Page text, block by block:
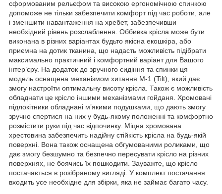
сформованим рельєфом та високою ергономічною спинкою
допоможе не тільки забезпечити комфорт під час роботи, але
і зменшити навантаження на хребет, забезпечивши
необхідний рівень розслаблення. Оббивка крісла може бути
виконана в різних варіантах будьто якісна екошкіра, або
приємна на дотик тканина, що надасть можливість підібрати
максимально практичний і комфортний варіант для Вашого
інтер’єру. На додаток до зручного сидіння та спинки ця
модель оснащена механізмом хитання M-1 (Tilt), який дає
змогу настроїти оптимальну висоту крісла. Також є можливість
обладнати це крісло іншими механізмами гойданя. Хромовані
підлокітники обладнані м’якими подушками, що дають змогу
зручно спертися на них у будь-якому положенні та комфортно
розмістити руки під час відпочинку. Міцна хромована
хрестовина забезпечить надійну стійкість крісла на будь-якій
поверхні. Вона також оснащена обгумованими роликами, що
дає змогу безшумно та безпечно пересувати крісло на різних
поверхнях, не боячись їх пошкодити. Зауважте, що крісло
постачається в розібраному вигляді. У комплект постачання
входить усе необхідне для збірки, яка не займає багато часу.